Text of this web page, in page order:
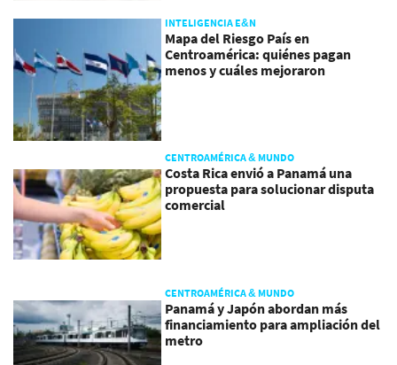
INTELIGENCIA E&N
Mapa del Riesgo País en
Centroamérica: quiénes pagan
menos y cuáles mejoraron
CENTROAMÉRICA & MUNDO
Costa Rica envió a Panamá una
propuesta para solucionar disputa
comercial
CENTROAMÉRICA & MUNDO
Panamá y Japón abordan más
financiamiento para ampliación del
metro